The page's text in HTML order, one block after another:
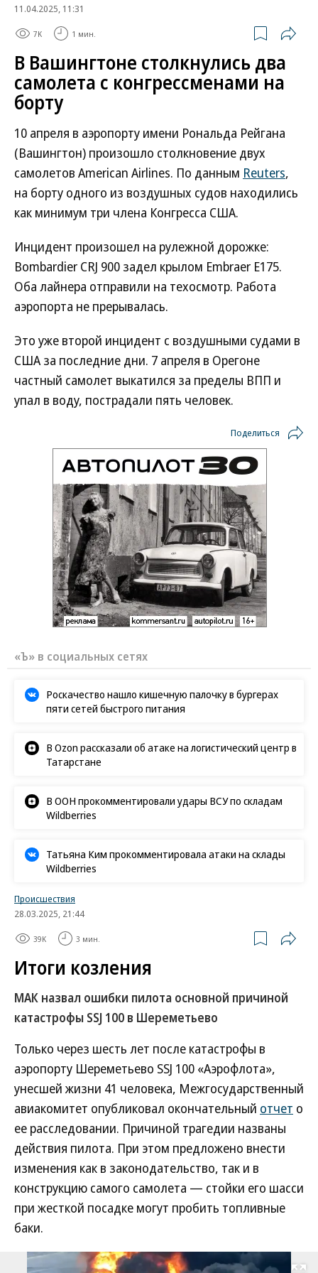
11.04.2025, 11:31
7K 1 мин.
В Вашингтоне столкнулись два
самолета с конгрессменами на
борту
10 апреля в аэропорту имени Рональда Рейгана
(Вашингтон) произошло столкновение двух
самолетов American Airlines. По данным Reuters,
на борту одного из воздушных судов находились
как минимум три члена Конгресса США.
Инцидент произошел на рулежной дорожке:
Bombardier CRJ 900 задел крылом Embraer E175.
Оба лайнера отправили на техосмотр. Работа
аэропорта не прерывалась.
Это уже второй инцидент с воздушными судами в
США за последние дни. 7 апреля в Орегоне
частный самолет выкатился за пределы ВПП и
упал в воду, пострадали пять человек.
Поделиться
«Ъ» в социальных сетях
Роскачество нашло кишечную палочку в бургерах
пяти сетей быстрого питания
В Ozon рассказали об атаке на логистический центр в
Татарстане
В ООН прокомментировали удары ВСУ по складам
Wildberries
Татьяна Ким прокомментировала атаки на склады
Wildberries
Происшествия
28.03.2025, 21:44
39K 3 мин.
Итоги козления
МАК назвал ошибки пилота основной причиной
катастрофы SSJ 100 в Шереметьево
Только через шесть лет после катастрофы в
аэропорту Шереметьево SSJ 100 «Аэрофлота»,
унесшей жизни 41 человека, Межгосударственный
авиакомитет опубликовал окончательный отчет о
ее расследовании. Причиной трагедии названы
действия пилота. При этом предложено внести
изменения как в законодательство, так и в
конструкцию самого самолета — стойки его шасси
при жесткой посадке могут пробить топливные
баки.